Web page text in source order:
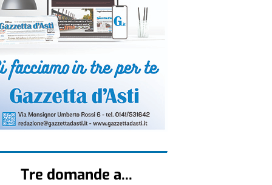
Tre domande a...